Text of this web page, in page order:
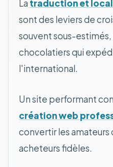
La traduction et
sont des leviers de
souvent sous-
chocolatiers qui
l'international.
Un site performant
création web
convertir les amateurs
acheteurs fidèles.